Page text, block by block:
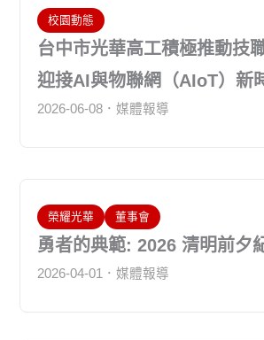
校園動態
台中市光華高工積極推動技
迎接AI與物聯網（AIoT）新
2026-06-08 媒體報導
榮耀光華 董事會
勇者的典範: 2026 清明前夕
2026-04-01 媒體報導